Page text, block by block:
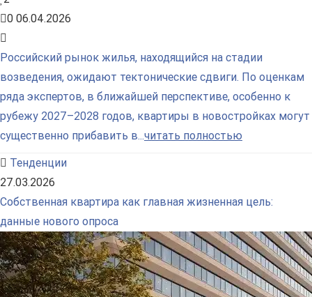
0 06.04.2026
Российский рынок жилья, находящийся на стадии
возведения, ожидают тектонические сдвиги. По оценкам
ряда экспертов, в ближайшей перспективе, особенно к
рубежу 2027–2028 годов, квартиры в новостройках могут
существенно прибавить в...читать полностью
Тенденции
27.03.2026
Собственная квартира как главная жизненная цель:
данные нового опроса